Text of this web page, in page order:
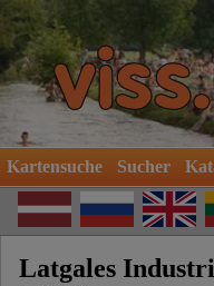
Kartensuche Sucher
Latgales